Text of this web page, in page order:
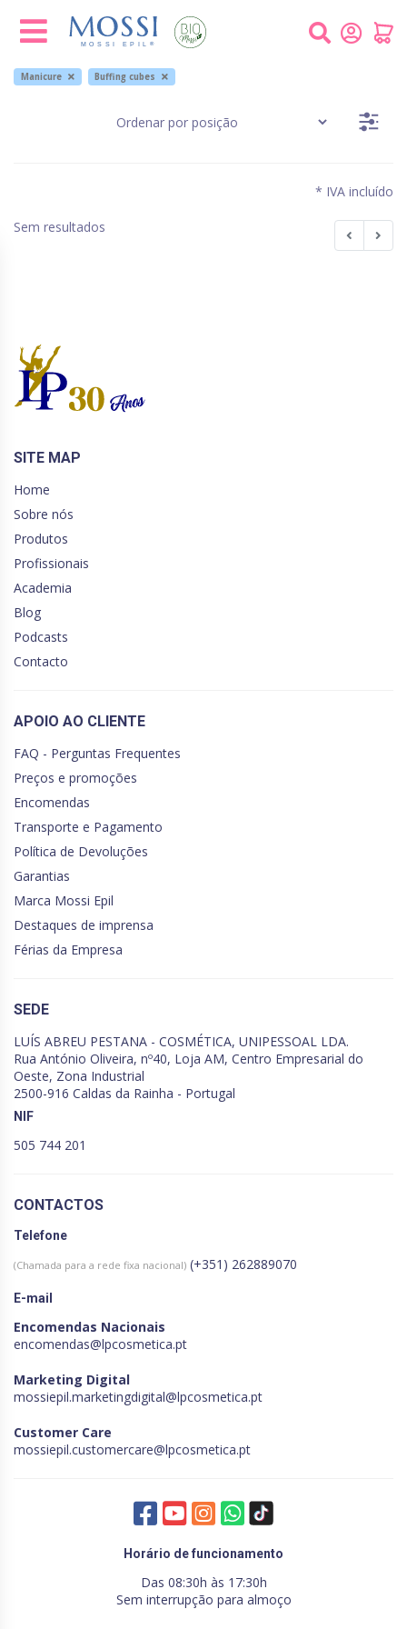
Manicure Buffing cubes
* IVA incluído
Sem resultados
SITE MAP
Home
Sobre nós
Produtos
Profissionais
Academia
Blog
Podcasts
Contacto
APOIO AO CLIENTE
FAQ - Perguntas Frequentes
Preços e promoções
Encomendas
Transporte e Pagamento
Política de Devoluções
Garantias
Marca Mossi Epil
Destaques de imprensa
Férias da Empresa
SEDE
LUÍS ABREU PESTANA - COSMÉTICA, UNIPESSOAL LDA.
Rua António Oliveira, nº40, Loja AM, Centro Empresarial do
Oeste, Zona Industrial
2500-916 Caldas da Rainha - Portugal
NIF
505 744 201
CONTACTOS
Telefone
(Chamada para a rede fixa nacional) (+351) 262889070
E-mail
Encomendas Nacionais
encomendas@lpcosmetica.pt
Marketing Digital
mossiepil.marketingdigital@lpcosmetica.pt
Customer Care
mossiepil.customercare@lpcosmetica.pt
Horário de funcionamento
Das 08:30h às 17:30h
Sem interrupção para almoço